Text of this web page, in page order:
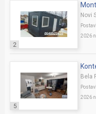
2
Novi
2026
5
Bela
2026